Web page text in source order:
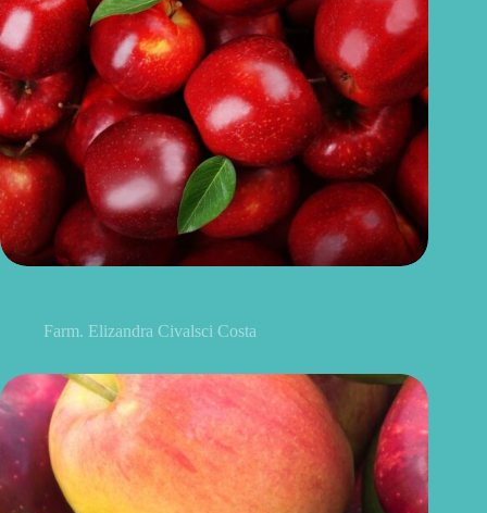
Farm. Elizandra Civalsci Costa